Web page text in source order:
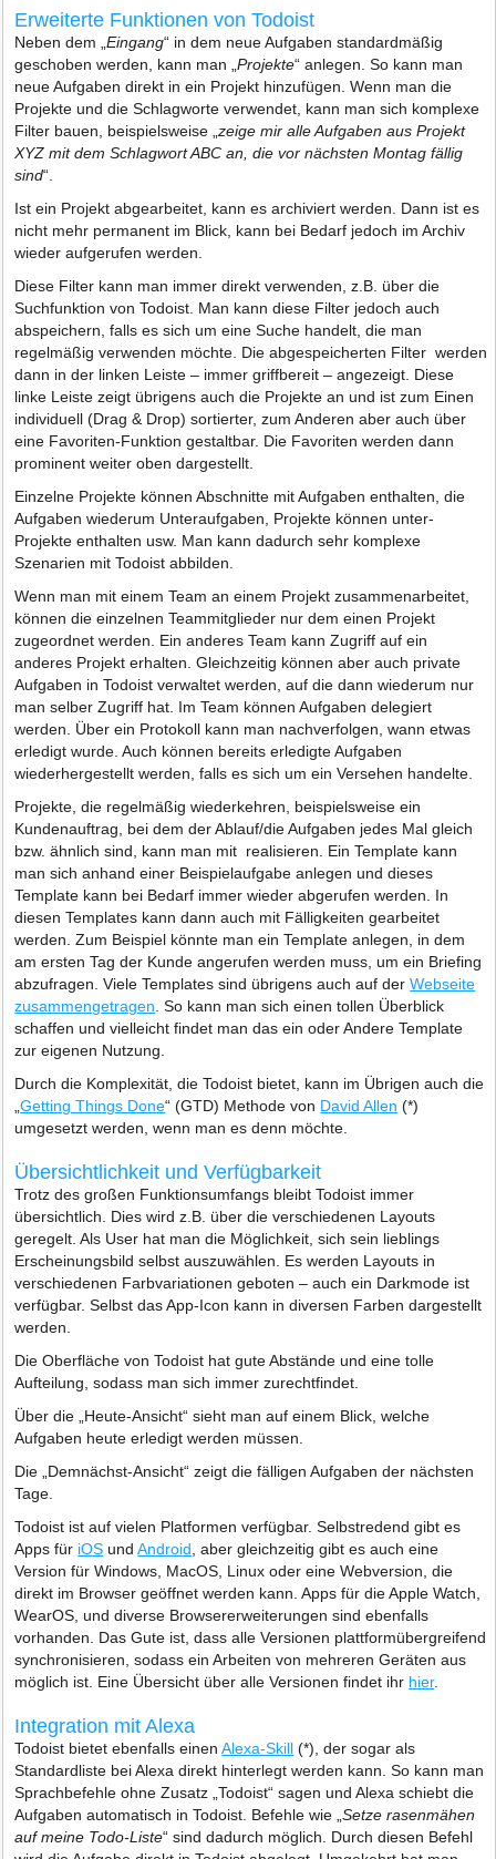
Erweiterte Funktionen von Todoist
Neben dem „Eingang“ in dem neue Aufgaben standardmäßig
geschoben werden, kann man „Projekte“ anlegen. So kann man
neue Aufgaben direkt in ein Projekt hinzufügen. Wenn man die
Projekte und die Schlagworte verwendet, kann man sich komplexe
Filter bauen, beispielsweise „zeige mir alle Aufgaben aus Projekt
XYZ mit dem Schlagwort ABC an, die vor nächsten Montag fällig
sind“.
Ist ein Projekt abgearbeitet, kann es archiviert werden. Dann ist es
nicht mehr permanent im Blick, kann bei Bedarf jedoch im Archiv
wieder aufgerufen werden.
Diese Filter kann man immer direkt verwenden, z.B. über die
Suchfunktion von Todoist. Man kann diese Filter jedoch auch
abspeichern, falls es sich um eine Suche handelt, die man
regelmäßig verwenden möchte. Die abgespeicherten Filter werden
dann in der linken Leiste – immer griffbereit – angezeigt. Diese
linke Leiste zeigt übrigens auch die Projekte an und ist zum Einen
individuell (Drag & Drop) sortierter, zum Anderen aber auch über
eine Favoriten-Funktion gestaltbar. Die Favoriten werden dann
prominent weiter oben dargestellt.
Einzelne Projekte können Abschnitte mit Aufgaben enthalten, die
Aufgaben wiederum Unteraufgaben, Projekte können unter-
Projekte enthalten usw. Man kann dadurch sehr komplexe
Szenarien mit Todoist abbilden.
Wenn man mit einem Team an einem Projekt zusammenarbeitet,
können die einzelnen Teammitglieder nur dem einen Projekt
zugeordnet werden. Ein anderes Team kann Zugriff auf ein
anderes Projekt erhalten. Gleichzeitig können aber auch private
Aufgaben in Todoist verwaltet werden, auf die dann wiederum nur
man selber Zugriff hat. Im Team können Aufgaben delegiert
werden. Über ein Protokoll kann man nachverfolgen, wann etwas
erledigt wurde. Auch können bereits erledigte Aufgaben
wiederhergestellt werden, falls es sich um ein Versehen handelte.
Projekte, die regelmäßig wiederkehren, beispielsweise ein
Kundenauftrag, bei dem der Ablauf/die Aufgaben jedes Mal gleich
bzw. ähnlich sind, kann man mit realisieren. Ein Template kann
man sich anhand einer Beispielaufgabe anlegen und dieses
Template kann bei Bedarf immer wieder abgerufen werden. In
diesen Templates kann dann auch mit Fälligkeiten gearbeitet
werden. Zum Beispiel könnte man ein Template anlegen, in dem
am ersten Tag der Kunde angerufen werden muss, um ein Briefing
abzufragen. Viele Templates sind übrigens auch auf derWebseite
zusammengetragen . So kann man sich einen tollen Überblick
schaffen und vielleicht findet man das ein oder Andere Template
zur eigenen Nutzung.
Durch die Komplexität, die Todoist bietet, kann im Übrigen auch die
„Getting Things Done“ (GTD) Methode von David Allen (*)
umgesetzt werden, wenn man es denn möchte.
Übersichtlichkeit und Verfügbarkeit
Trotz des großen Funktionsumfangs bleibt Todoist immer
übersichtlich. Dies wird z.B. über die verschiedenen Layouts
geregelt. Als User hat man die Möglichkeit, sich sein lieblings
Erscheinungsbild selbst auszuwählen. Es werden Layouts in
verschiedenen Farbvariationen geboten – auch ein Darkmode ist
verfügbar. Selbst das App-Icon kann in diversen Farben dargestellt
werden.
Die Oberfläche von Todoist hat gute Abstände und eine tolle
Aufteilung, sodass man sich immer zurechtfindet.
Über die „Heute-Ansicht“ sieht man auf einem Blick, welche
Aufgaben heute erledigt werden müssen.
Die „Demnächst-Ansicht“ zeigt die fälligen Aufgaben der nächsten
Tage.
Todoist ist auf vielen Platformen verfügbar. Selbstredend gibt es
Apps für iOS undAndroid , aber gleichzeitig gibt es auch eine
Version für Windows, MacOS, Linux oder eine Webversion, die
direkt im Browser geöffnet werden kann. Apps für die Apple Watch,
WearOS, und diverse Browsererweiterungen sind ebenfalls
vorhanden. Das Gute ist, dass alle Versionen plattformübergreifend
synchronisieren, sodass ein Arbeiten von mehreren Geräten aus
möglich ist. Eine Übersicht über alle Versionen findet ihr hier.
Integration mit Alexa
Todoist bietet ebenfalls einenAlexa-Skill (*), der sogar als
Standardliste bei Alexa direkt hinterlegt werden kann. So kann man
Sprachbefehle ohne Zusatz „Todoist“ sagen und Alexa schiebt die
Aufgaben automatisch in Todoist. Befehle wie „Setze rasenmähen
auf meine Todo-Liste“ sind dadurch möglich. Durch diesen Befehl